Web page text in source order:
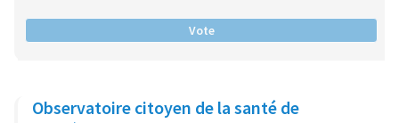
Vote
Observatoire citoyen de la santé de